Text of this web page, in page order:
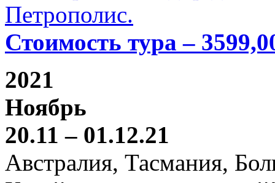
Петрополис.
Стоимость тура –
2021
Ноябрь
20.11 – 01.12.21
Австралия, Тасмания,